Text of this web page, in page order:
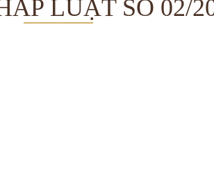
LUẬT SỐ 02/